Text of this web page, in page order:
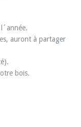
auront à partager
bois.